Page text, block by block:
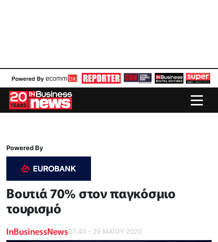
Powered By
Βουτιά 70% στον παγκόσμιο
τουρισμό
InBusinessNews07:40 - 29 ΜΑΪ́ΟΥ 2020